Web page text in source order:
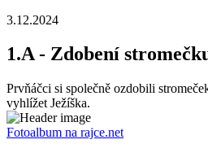
3.12.2024
1.A - Zdobení
Prvňáčci si společně ozdobili
vyhlížet Ježíška.
Fotoalbum na rajce.net